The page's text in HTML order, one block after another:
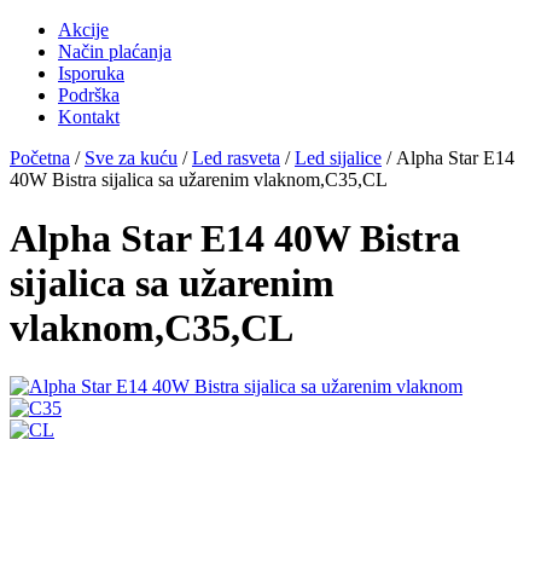
Akcije
Način plaćanja
Isporuka
Podrška
Kontakt
Početna / Sve za kuću /Led rasveta /Led sijalice / Alpha Star E14
40W Bistra sijalica sa užarenim vlaknom,C35,CL
Alpha Star E14 40W Bistra
sijalica sa užarenim
vlaknom,C35,CL